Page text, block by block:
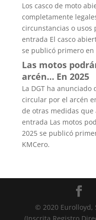
Los casco de moto
completamente
circunstancias o usos
entrada El casco
se publicó primero en
Las motos
arcén… En 2025
La DGT ha
circular por el arcén
de otras medidas que
entrada Las motos
2025 se publicó
KMCero.
© 2020 Eurolloyd,